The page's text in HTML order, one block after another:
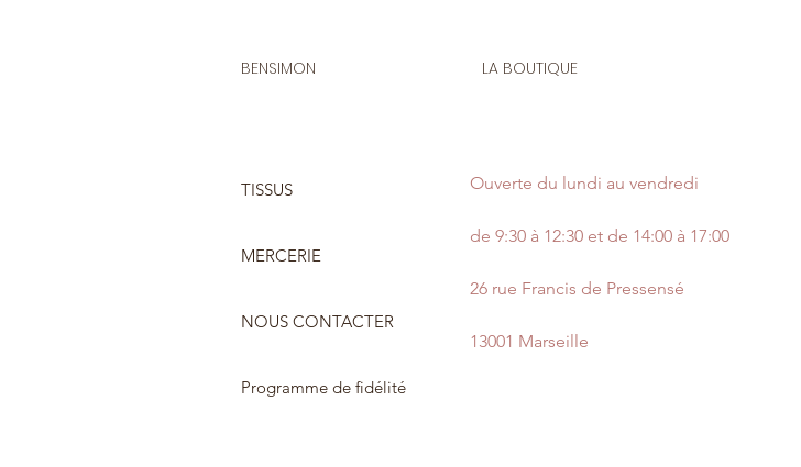
BENSIMON
TISSUS
MERCERIE
NOUS CONTACTER
Programme de fidélité
LA BOUTIQUE
Ouverte du lundi au vendredi
de 9:30 à 12:30 et de 14:00 à 17:00
26 rue Francis de Pressensé
13001 Marseille